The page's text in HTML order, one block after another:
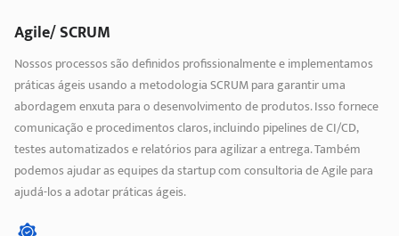
Agile/ SCRUM
Nossos processos são definidos profissionalmente e implementamos
práticas ágeis usando a metodologia SCRUM para garantir uma
abordagem enxuta para o desenvolvimento de produtos. Isso fornece
comunicação e procedimentos claros, incluindo pipelines de CI/CD,
testes automatizados e relatórios para agilizar a entrega. Também
podemos ajudar as equipes da startup com consultoria de Agile para
ajudá-los a adotar práticas ágeis.